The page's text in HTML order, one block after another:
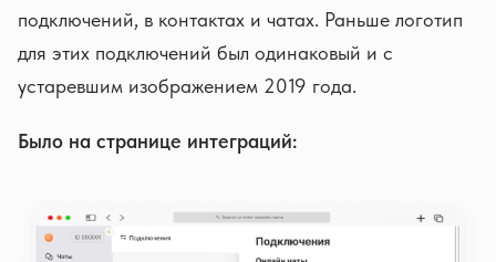
подключений, в контактах и чатах. Раньше логотип
для этих подключений был одинаковый и с
устаревшим изображением 2019 года.
Было на странице интеграций: